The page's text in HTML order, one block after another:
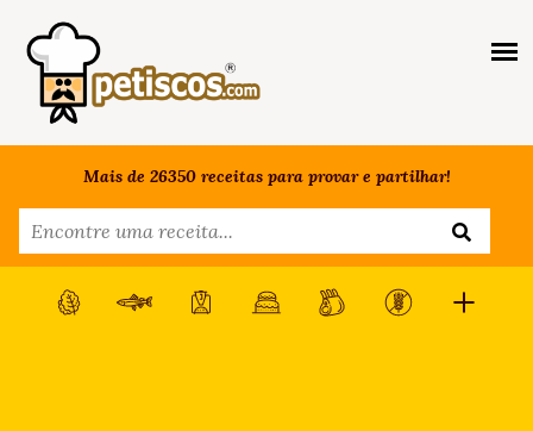
Mais de 26350 receitas para provar e partilhar!